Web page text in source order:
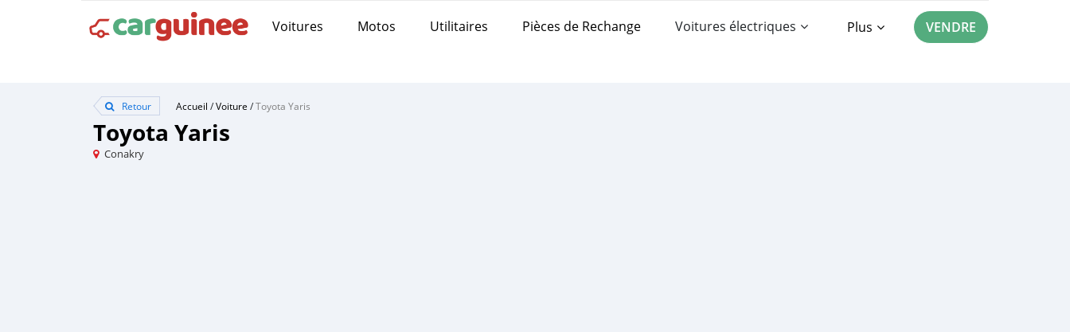
Voitures Motos Utilitaires Pièces de Rechange Voitures électriques Plus VENDRE
Retour Accueil /Voiture /Toyota Yaris
Toyota Yaris
Conakry